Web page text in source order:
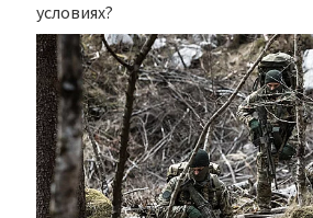
условиях?